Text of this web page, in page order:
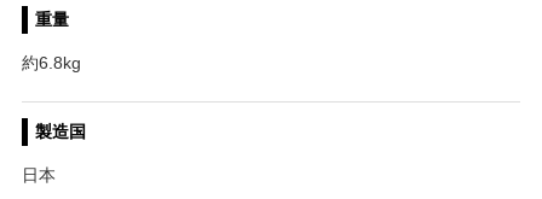
重量
約6.8kg
製造国
日本